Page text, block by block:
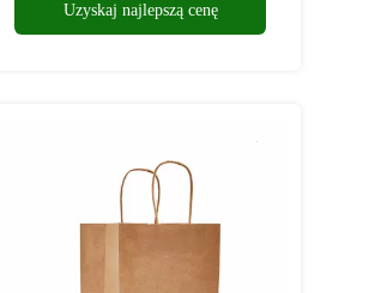
Uzyskaj najlepszą cenę